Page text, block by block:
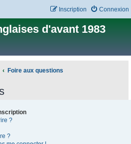
Connexion
Inscription
d'avant 1983
Foire aux questions
?
?